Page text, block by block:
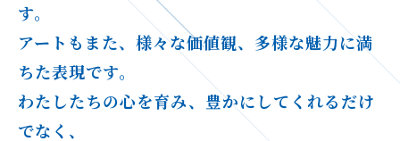
す。
アートもまた、様々な価値観、多様な魅力に満
ちた表現です。
わたしたちの心を育み、豊かにしてくれるだけ
でなく、